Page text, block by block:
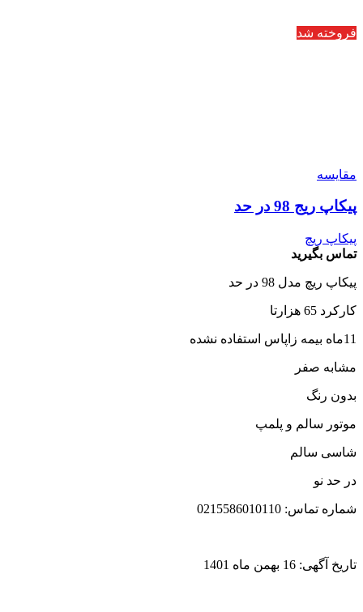
فروخته شد
مقایسه
پیکاپ ریج 98 در حد
پیکاپ ریچ
تماس بگیرید
پیکاپ ریچ مدل 98 در حد
کارکرد 65 هزارتا
11ماه بیمه زاپاس استفاده نشده
مشابه صفر
بدون رنگ
موتور سالم و پلمپ
شاسی سالم
در حد نو
شماره تماس: 0215586010110
تاریخ آگهی: 16 بهمن ماه 1401